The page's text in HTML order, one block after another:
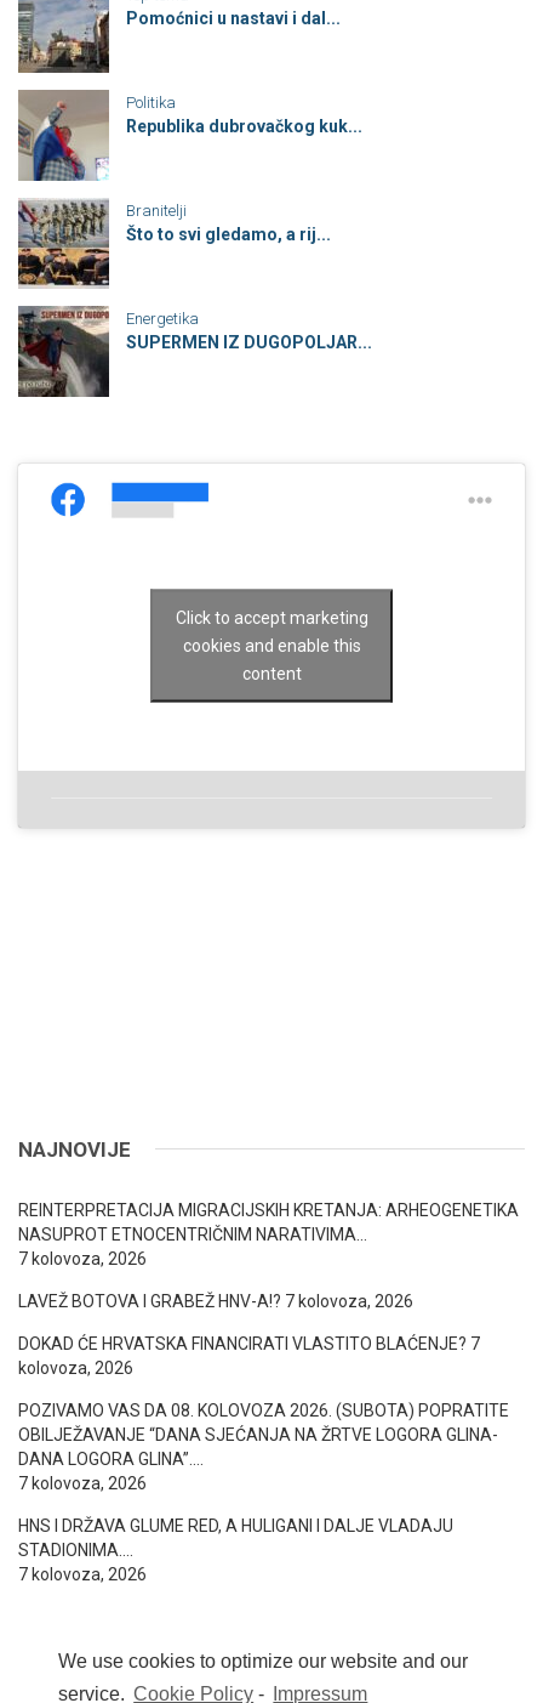
We use cookies to optimize our website and our
service. Cookie Policy - Impressum
Pomoćnici u nastavi i dal...
Politika
Republika dubrovačkog kuk...
Branitelji
Što to svi gledamo, a rij...
Energetika
SUPERMEN IZ DUGOPOLJAR...
Click to accept marketing
cookies and enable this
content
NAJNOVIJE
REINTERPRETACIJA MIGRACIJSKIH KRETANJA: ARHEOGENETIKA
NASUPROT ETNOCENTRIČNIM NARATIVIMA…
7 kolovoza, 2026
LAVEŽ BOTOVA I GRABEŽ HNV-A!? 7 kolovoza, 2026
DOKAD ĆE HRVATSKA FINANCIRATI VLASTITO BLAĆENJE? 7
kolovoza, 2026
POZIVAMO VAS DA 08. KOLOVOZA 2026. (SUBOTA) POPRATITE
OBILJEŽAVANJE “DANA SJEĆANJA NA ŽRTVE LOGORA GLINA-
DANA LOGORA GLINA”….
7 kolovoza, 2026
HNS I DRŽAVA GLUME RED, A HULIGANI I DALJE VLADAJU
STADIONIMA….
7 kolovoza, 2026